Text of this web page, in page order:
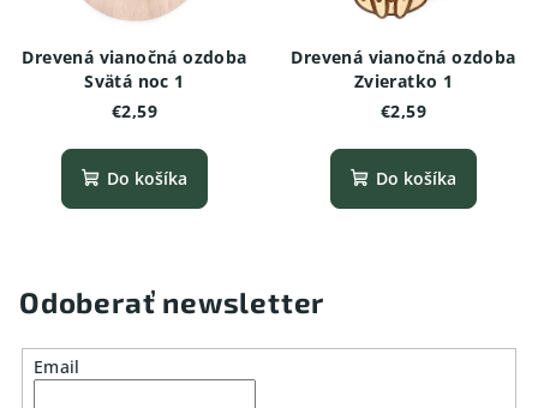
Drevená vianočná ozdoba
Svätá noc 1
€2,59
Do košíka
Drevená vianočná ozdoba
Zvieratko 1
€2,59
Do košíka
Odoberať newsletter
Email